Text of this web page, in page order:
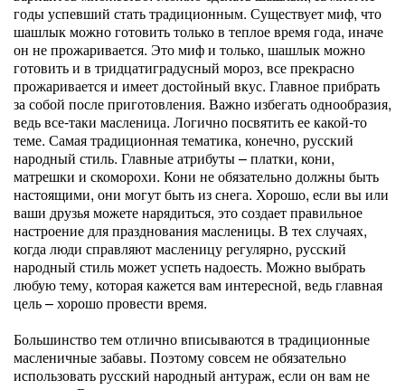
годы успевший стать традиционным. Существует миф, что
шашлык можно готовить только в теплое время года, иначе
он не прожаривается. Это миф и только, шашлык можно
готовить и в тридцатиградусный мороз, все прекрасно
прожаривается и имеет достойный вкус. Главное прибрать
за собой после приготовления. Важно избегать однообразия,
ведь все-таки масленица. Логично посвятить ее какой-то
теме. Самая традиционная тематика, конечно, русский
народный стиль. Главные атрибуты – платки, кони,
матрешки и скоморохи. Кони не обязательно должны быть
настоящими, они могут быть из снега. Хорошо, если вы или
ваши друзья можете нарядиться, это создает правильное
настроение для празднования масленицы. В тех случаях,
когда люди справляют масленицу регулярно, русский
народный стиль может успеть надоесть. Можно выбрать
любую тему, которая кажется вам интересной, ведь главная
цель – хорошо провести время.
Большинство тем отлично вписываются в традиционные
масленичные забавы. Поэтому совсем не обязательно
использовать русский народный антураж, если он вам не